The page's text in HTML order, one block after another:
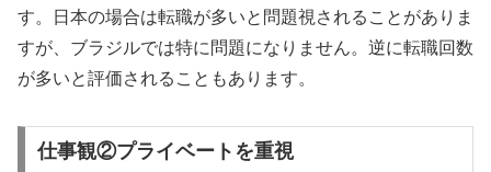
す。日本の場合は転職が多いと問題視されることがありま
すが、ブラジルでは特に問題になりません。逆に転職回数
が多いと評価されることもあります。
仕事観②プライベートを重視